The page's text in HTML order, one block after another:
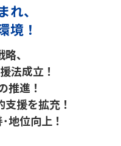
、
境！
、
法成立！
推進！
援を拡充！
地位向上！